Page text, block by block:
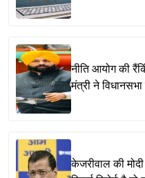
नीति आयोग की
मंत्री ने विधानसभा
केजरीवाल की